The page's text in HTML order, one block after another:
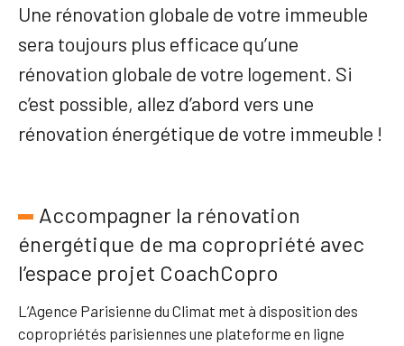
Une rénovation globale de votre immeuble
sera toujours plus efficace qu’une
rénovation globale de votre logement. Si
c’est possible, allez d’abord vers une
rénovation énergétique de votre immeuble !
Accompagner la rénovation
énergétique de ma copropriété avec
l’espace projet CoachCopro
L’Agence Parisienne du Climat met à disposition des
copropriétés parisiennes une plateforme en ligne